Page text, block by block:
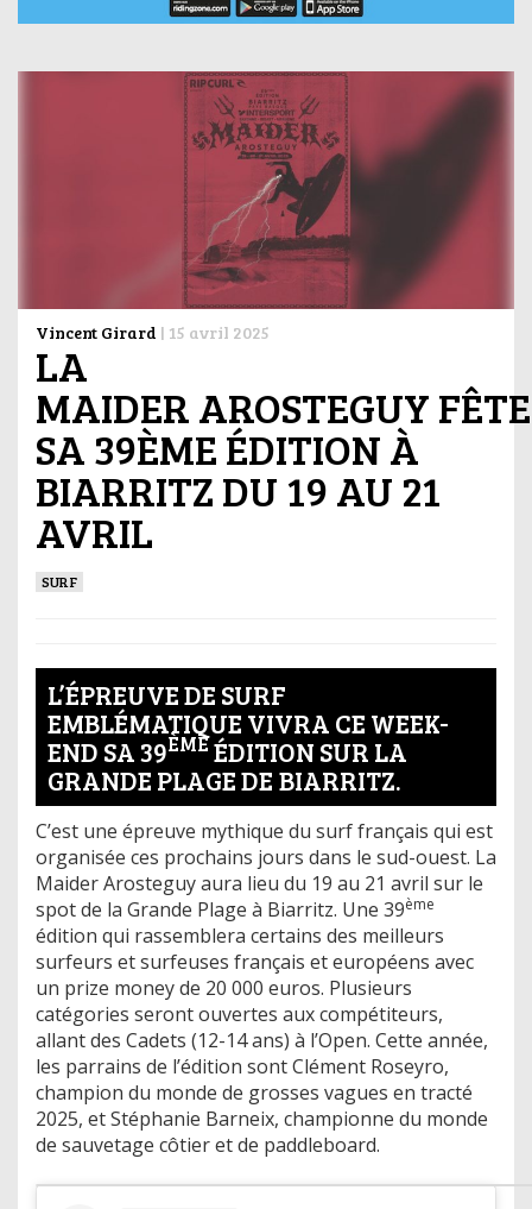
Vincent Girard | 15 avril 2025
LA
MAIDER AROSTEGUY FÊTE
SA 39ÈME ÉDITION À
BIARRITZ DU 19 AU 21
AVRIL
SURF
L’ÉPREUVE DE SURF
EMBLÉMATIQUE VIVRA CE WEEK-
END SA 39ÈMEÉDITION SUR LA
GRANDE PLAGE DE BIARRITZ.
C’est une épreuve mythique du surf français qui est
organisée ces prochains jours dans le sud-ouest. La
Maider Arosteguy aura lieu du 19 au 21 avril sur le
spot de la Grande Plage à Biarritz. Une 39ème
édition qui rassemblera certains des meilleurs
surfeurs et surfeuses français et européens avec
un prize money de 20 000 euros. Plusieurs
catégories seront ouvertes aux compétiteurs,
allant des Cadets (12-14 ans) à l’Open. Cette année,
les parrains de l’édition sont Clément Roseyro,
champion du monde de grosses vagues en tracté
2025, et Stéphanie Barneix, championne du monde
de sauvetage côtier et de paddleboard.